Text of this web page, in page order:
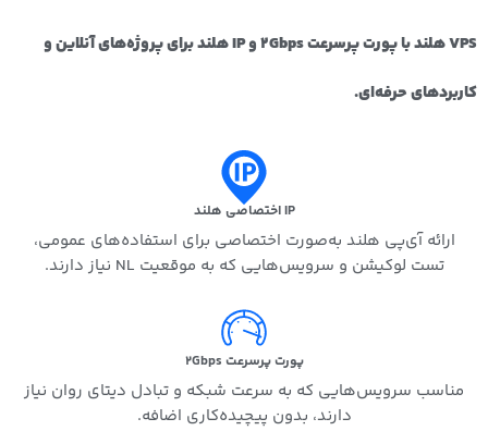
VPS هلند با پورت پرسرعت 2Gbps و IP هلند برای پروژه‌های آنلاین و
کاربردهای حرفه‌ای.
IP اختصاصی هلند
ارائه آی‌پی هلند به‌صورت اختصاصی برای استفاده‌های عمومی،
تست لوکیشن و سرویس‌هایی که به موقعیت NL نیاز دارند.
پورت پرسرعت 2Gbps
مناسب سرویس‌هایی که به سرعت شبکه و تبادل دیتای روان نیاز
دارند، بدون پیچیده‌کاری اضافه.